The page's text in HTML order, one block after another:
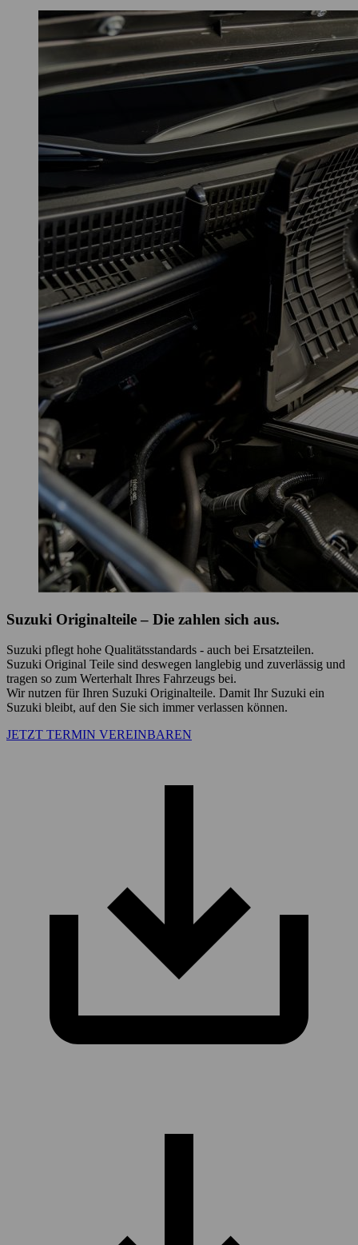
Suzuki Originalteile – Die zahlen sich aus.
Suzuki pflegt hohe Qualitätsstandards - auch bei Ersatzteilen.
Suzuki Original Teile sind deswegen langlebig und zuverlässig und
tragen so zum Werterhalt Ihres Fahrzeugs bei.
Wir nutzen für Ihren Suzuki Originalteile. Damit Ihr Suzuki ein
Suzuki bleibt, auf den Sie sich immer verlassen können.
JETZT TERMIN VEREINBAREN